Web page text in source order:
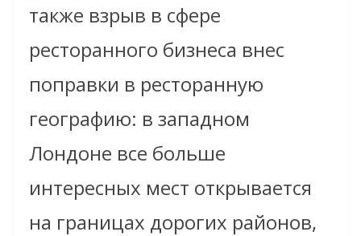
также взрыв в сфере
ресторанного бизнеса внес
поправки в ресторанную
географию: в западном
Лондоне все больше
интересных мест открывается
на границах дорогих районов,